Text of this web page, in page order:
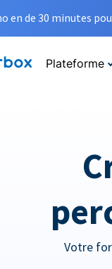
en de 30 minutes
Plateforme
Votre